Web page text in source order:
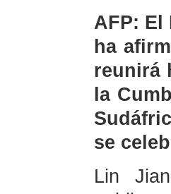
AFP: El
ha
reunirá
la
se
Lin